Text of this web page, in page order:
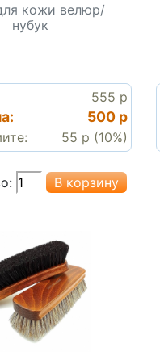
кожи велюр/
нубук
555 р
500 р
55 р (10%)